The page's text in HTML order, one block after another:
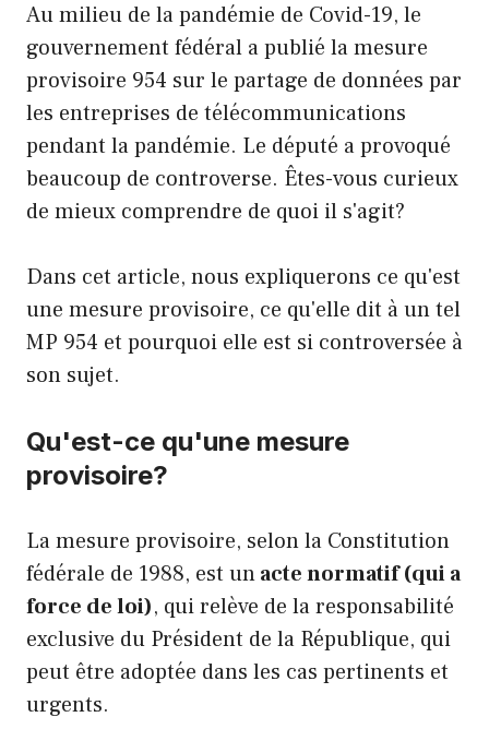
Au milieu de la pandémie de Covid-19, le
gouvernement fédéral a publié la mesure
provisoire 954 sur le partage de données par
les entreprises de télécommunications
pendant la pandémie. Le député a provoqué
beaucoup de controverse. Êtes-vous curieux
de mieux comprendre de quoi il s'agit?
Dans cet article, nous expliquerons ce qu'est
une mesure provisoire, ce qu'elle dit à un tel
MP 954 et pourquoi elle est si controversée à
son sujet.
Qu'est-ce qu'une mesure
provisoire?
La mesure provisoire, selon la Constitution
fédérale de 1988, est unacte normatif (qui a
force de loi), qui relève de la responsabilité
exclusive du Président de la République, qui
peut être adoptée dans les cas pertinents et
urgents.